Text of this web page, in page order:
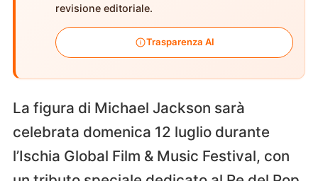
revisione editoriale.
Trasparenza AI
La figura di Michael Jackson sarà
celebrata domenica 12 luglio durante
l’Ischia Global Film & Music Festival, con